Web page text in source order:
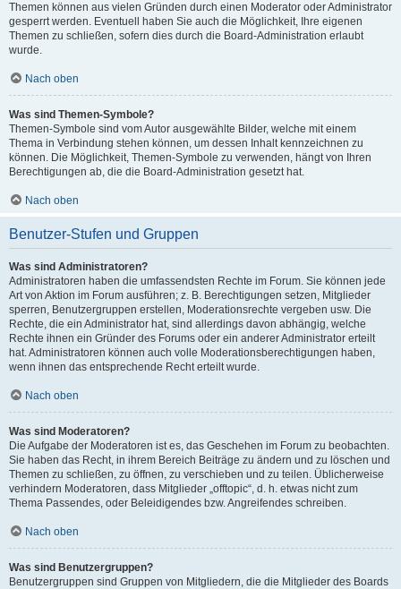
Themen können aus vielen Gründen durch einen Moderator oder Administrator
gesperrt werden. Eventuell haben Sie auch die Möglichkeit, Ihre eigenen
Themen zu schließen, sofern dies durch die Board-Administration erlaubt
wurde.
Nach oben
Was sind Themen-Symbole?
Themen-Symbole sind vom Autor ausgewählte Bilder, welche mit einem
Thema in Verbindung stehen können, um dessen Inhalt kennzeichnen zu
können. Die Möglichkeit, Themen-Symbole zu verwenden, hängt von Ihren
Berechtigungen ab, die die Board-Administration gesetzt hat.
Nach oben
Benutzer-Stufen und Gruppen
Was sind Administratoren?
Administratoren haben die umfassendsten Rechte im Forum. Sie können jede
Art von Aktion im Forum ausführen; z. B. Berechtigungen setzen, Mitglieder
sperren, Benutzergruppen erstellen, Moderationsrechte vergeben usw. Die
Rechte, die ein Administrator hat, sind allerdings davon abhängig, welche
Rechte ihnen ein Gründer des Forums oder ein anderer Administrator erteilt
hat. Administratoren können auch volle Moderationsberechtigungen haben,
wenn ihnen das entsprechende Recht erteilt wurde.
Nach oben
Was sind Moderatoren?
Die Aufgabe der Moderatoren ist es, das Geschehen im Forum zu beobachten.
Sie haben das Recht, in ihrem Bereich Beiträge zu ändern und zu löschen und
Themen zu schließen, zu öffnen, zu verschieben und zu teilen. Üblicherweise
verhindern Moderatoren, dass Mitglieder „offtopic“, d. h. etwas nicht zum
Thema Passendes, oder Beleidigendes bzw. Angreifendes schreiben.
Nach oben
Was sind Benutzergruppen?
Benutzergruppen sind Gruppen von Mitgliedern, die die Mitglieder des Boards